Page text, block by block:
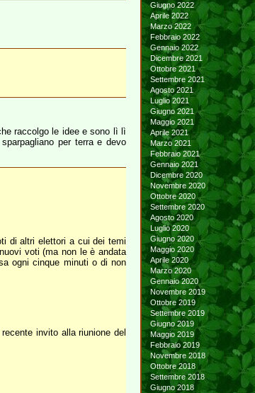
raccolgo le idee e sono lì lì
per terra e devo
di altri elettori a cui dei temi
voti (ma non le è andata
ogni cinque minuti o di non
invito alla riunione del
Giugno 2022
Aprile 2022
Marzo 2022
Febbraio 2022
Gennaio 2022
Dicembre 2021
Ottobre 2021
Settembre 2021
Agosto 2021
Luglio 2021
Giugno 2021
Maggio 2021
Aprile 2021
Marzo 2021
Febbraio 2021
Gennaio 2021
Dicembre 2020
Novembre 2020
Ottobre 2020
Settembre 2020
Agosto 2020
Luglio 2020
Giugno 2020
Maggio 2020
Aprile 2020
Marzo 2020
Gennaio 2020
Novembre 2019
Ottobre 2019
Settembre 2019
Giugno 2019
Maggio 2019
Febbraio 2019
Novembre 2018
Ottobre 2018
Settembre 2018
Giugno 2018